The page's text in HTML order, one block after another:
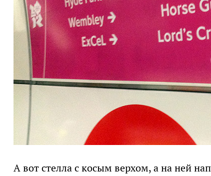
А вот стелла с косым верхом, а на ней